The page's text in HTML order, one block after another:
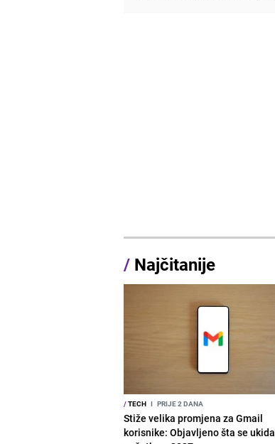
/ Najčitanije
/TECH I PRIJE 2 DANA
Stiže velika promjena za Gmail
korisnike: Objavljeno šta se ukida